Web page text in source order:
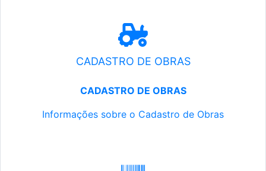
CADASTRO DE OBRAS
CADASTRO DE OBRAS
Informações sobre o Cadastro de Obras